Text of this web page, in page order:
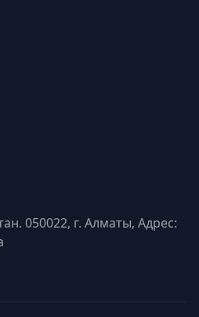
050022, г. Алматы, Адрес: